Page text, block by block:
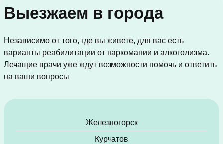
Выезжаем в города
Независимо от того, где вы живете, для вас есть
варианты реабилитации от наркомании и алкоголизма.
Лечащие врачи уже ждут возможности помочь и ответить
на ваши вопросы
Железногорск
Курчатов